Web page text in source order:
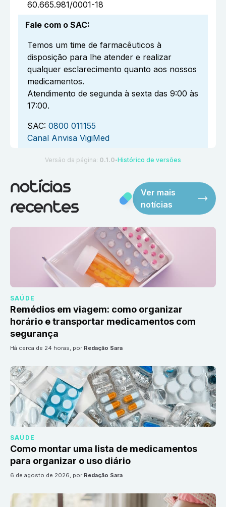
60.665.981/0001-18
Fale com o SAC:
Temos um time de farmacêuticos à
disposição para lhe atender e realizar
qualquer esclarecimento quanto aos nossos
medicamentos.
Atendimento de segunda à sexta das 9:00 às
17:00.
SAC: 0800 011155
Canal Anvisa VigiMed
Versão da página: 0.1.0 ●Histórico de versões
notícias
recentes
Ver mais
notícias
SAÚDE
Remédios em viagem: como organizar
horário e transportar medicamentos com
segurança
há cerca de 24 horas, por Redação Sara
SAÚDE
Como montar uma lista de medicamentos
para organizar o uso diário
6 de agosto de 2026, por Redação Sara